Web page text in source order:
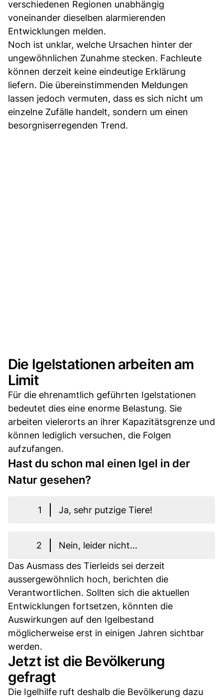
verschiedenen Regionen unabhängig
voneinander dieselben alarmierenden
Entwicklungen melden.
Noch ist unklar, welche Ursachen hinter der
ungewöhnlichen Zunahme stecken. Fachleute
können derzeit keine eindeutige Erklärung
liefern. Die übereinstimmenden Meldungen
lassen jedoch vermuten, dass es sich nicht um
einzelne Zufälle handelt, sondern um einen
besorgniserregenden Trend.
Die Igelstationen arbeiten am
Limit
Für die ehrenamtlich geführten Igelstationen
bedeutet dies eine enorme Belastung. Sie
arbeiten vielerorts an ihrer Kapazitätsgrenze und
können lediglich versuchen, die Folgen
aufzufangen.
Hast du schon mal einen Igel in der
Natur gesehen?
1 Ja, sehr putzige Tiere!
2
Nein, leider nicht...
Das Ausmass des Tierleids sei derzeit
aussergewöhnlich hoch, berichten die
Verantwortlichen. Sollten sich die aktuellen
Entwicklungen fortsetzen, könnten die
Auswirkungen auf den Igelbestand
möglicherweise erst in einigen Jahren sichtbar
werden.
Jetzt ist die Bevölkerung
gefragt
Die Igelhilfe ruft deshalb die Bevölkerung dazu